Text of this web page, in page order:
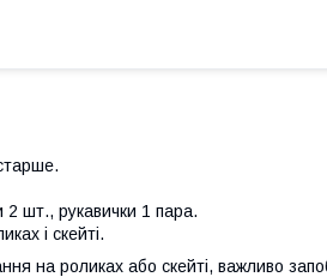
2 шт., рукавички 1 пара.
і скейті.
на роликах або скейті, важливо